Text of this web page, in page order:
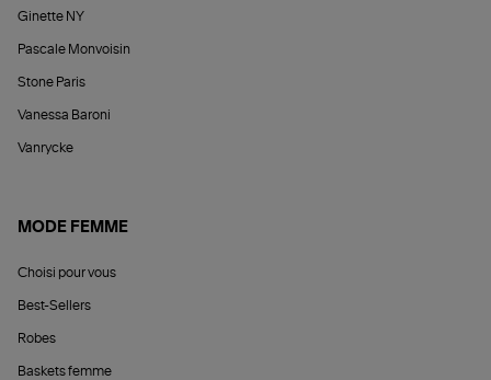
Ginette NY
Pascale Monvoisin
Stone Paris
Vanessa Baroni
Vanrycke
MODE FEMME
Choisi pour vous
Best-Sellers
Robes
Baskets femme